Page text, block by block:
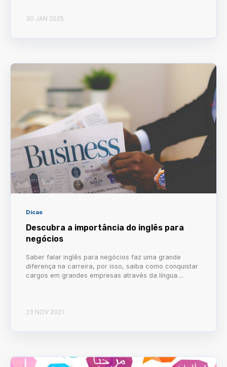
30 JAN 2025
Dicas
Descubra a importância do inglês para
negócios
Saber falar inglês para negócios faz uma grande
diferença na carreira, por isso, saiba como conquistar
cargos em grandes empresas através da língua....
23 NOV 2021